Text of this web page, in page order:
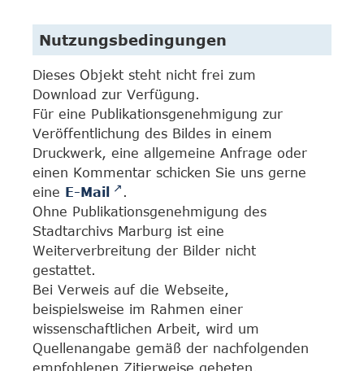
Nutzungsbedingungen
Dieses Objekt steht nicht frei zum
Download zur Verfügung.
Für eine Publikationsgenehmigung zur
Veröffentlichung des Bildes in einem
Druckwerk, eine allgemeine Anfrage oder
einen Kommentar schicken Sie uns gerne
eine E-Mail
.
Ohne Publikationsgenehmigung des
Stadtarchivs Marburg ist eine
Weiterverbreitung der Bilder nicht
gestattet.
Bei Verweis auf die Webseite,
beispielsweise im Rahmen einer
wissenschaftlichen Arbeit, wird um
Quellenangabe gemäß der nachfolgenden
empfohlenen Zitierweise gebeten.